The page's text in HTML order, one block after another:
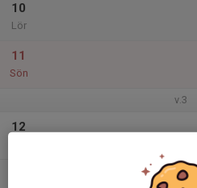
10
Lör
11
Sön
v.3
12